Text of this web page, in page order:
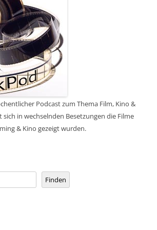
Podcast zum Thema Film, Kino &
sich in wechselnden Besetzungen die Filme
& Kino gezeigt wurden.
Finden